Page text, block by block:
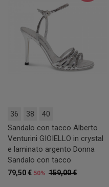
36 38 40
Sandalo con tacco Alberto
Venturini GIOIELLO in crystal
e laminato argento Donna
Sandalo con tacco
159,00 €
79,50 € 50%